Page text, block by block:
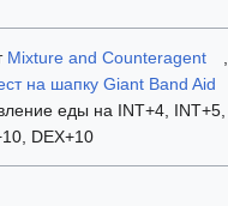
Mixture and Counteragent
,
на шапку Giant Band Aid
еды на INT+4, INT+5,
DEX+10